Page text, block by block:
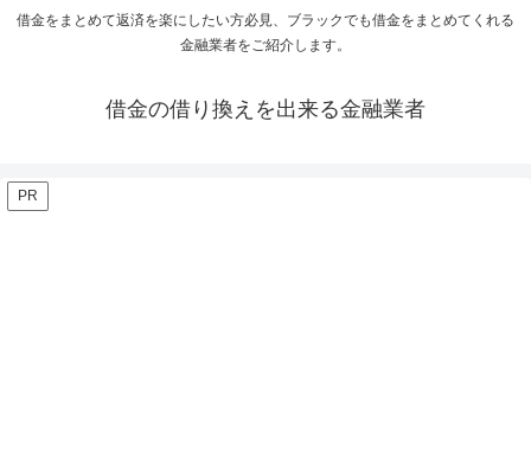
借金をまとめて返済を楽にしたい方必見、ブラックでも借金をまとめてくれる
金融業者をご紹介します。
借金の借り換えを出来る金融業者
PR